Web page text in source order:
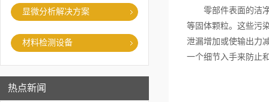
显微分析解决方案
材料检测设备
热点新闻
零部件表面的洁净
等固体颗粒。这些污
泄漏增加或使输出力
一个细节入手来防止